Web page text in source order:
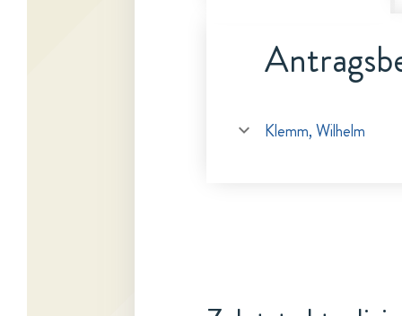
Klemm, Wilhelm